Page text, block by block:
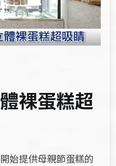
裸蛋糕超
始提供母親節蛋糕的